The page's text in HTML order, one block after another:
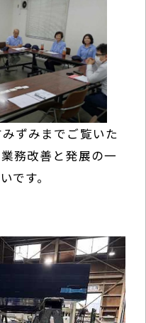
ずみまでご覧いた
務改善と発展の一
です。